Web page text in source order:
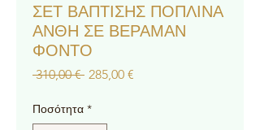
ΣΕΤ ΒΑΠΤΙΣΗΣ ΠΟΠΛΙΝΑ
ΑΝΘΗ ΣΕ ΒΕΡΑΜΑΝ
ΦΟΝΤΟ
310,00 € Κανονική
285,00 €
Ποσότητα *